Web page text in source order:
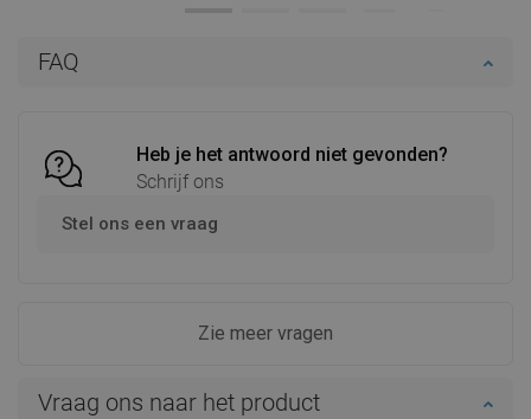
FAQ
Heb je het antwoord niet gevonden?
Schrijf ons
Stel ons een vraag
Zie meer vragen
Vraag ons naar het product